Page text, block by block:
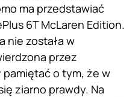
ma przedstawiać
6T McLaren Edition.
nie została w
przez
o tym, że w
ziarno prawdy. Na